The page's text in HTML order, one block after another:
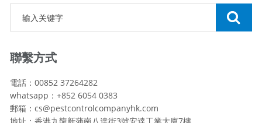
聯繫方式
電話：00852 37264282
whatsapp：+852 6054 0383
郵箱：cs@pestcontrolcompanyhk.com